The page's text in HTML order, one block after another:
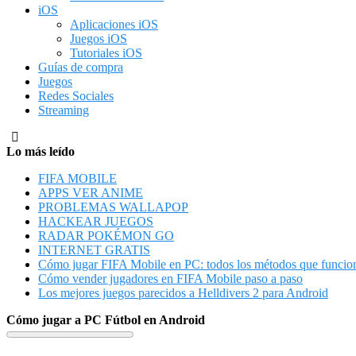
iOS
Aplicaciones iOS
Juegos iOS
Tutoriales iOS
Guías de compra
Juegos
Redes Sociales
Streaming
Lo más leído
FIFA MOBILE
APPS VER ANIME
PROBLEMAS WALLAPOP
HACKEAR JUEGOS
RADAR POKÉMON GO
INTERNET GRATIS
Cómo jugar FIFA Mobile en PC: todos los métodos que
Cómo vender jugadores en FIFA Mobile paso a paso
Los mejores juegos parecidos a Helldivers 2 para Android
Cómo jugar a PC Fútbol en Android